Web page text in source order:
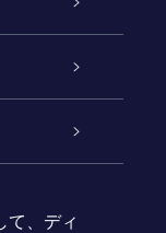
て、ディ